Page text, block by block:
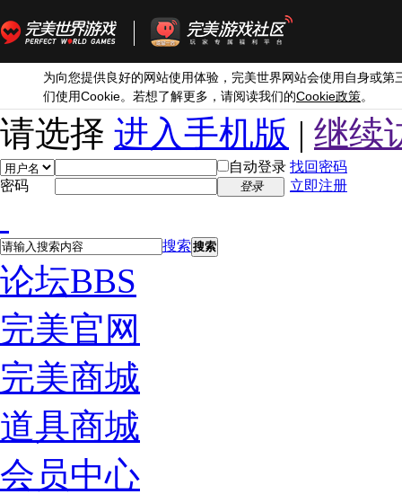
为向您提供良好的网站使用体验，完美世界网站会使用自身或第
们使用Cookie。若想了解更多，请阅读我们的Cookie政策。
请选择 进入手机版 | 继续
自动登录 找回密码
密码
登录 立即注册
搜索 搜索
论坛BBS
完美官网
完美商城
道具商城
会员中心